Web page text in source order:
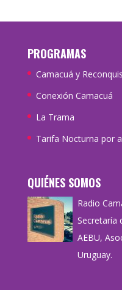
PROGRAMAS
Camacuá y
Conexión Camacuá
La Trama
Tarifa Nocturna por
QUIÉNES SOMOS
Radio
Secretaría
AEBU,
Uruguay.